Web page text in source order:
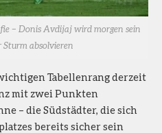
– Donis Avdijaj wird morgen sein
Sturm absolvieren
Tabellenrang derzeit
mit zwei Punkten
– die Südstädter, die sich
bereits sicher sein